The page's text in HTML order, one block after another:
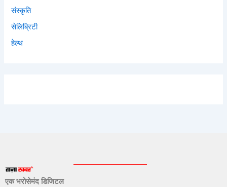
संस्कृति
सेलिब्रिटी
हेल्थ
एक भरोसेमंद डिजिटल